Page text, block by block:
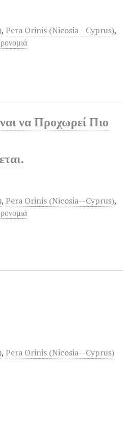
, Pera Orinis (Nicosia--Cyprus),
να Προχωρεί Πιο
, Pera Orinis (Nicosia--Cyprus),
, Pera Orinis (Nicosia--Cyprus)